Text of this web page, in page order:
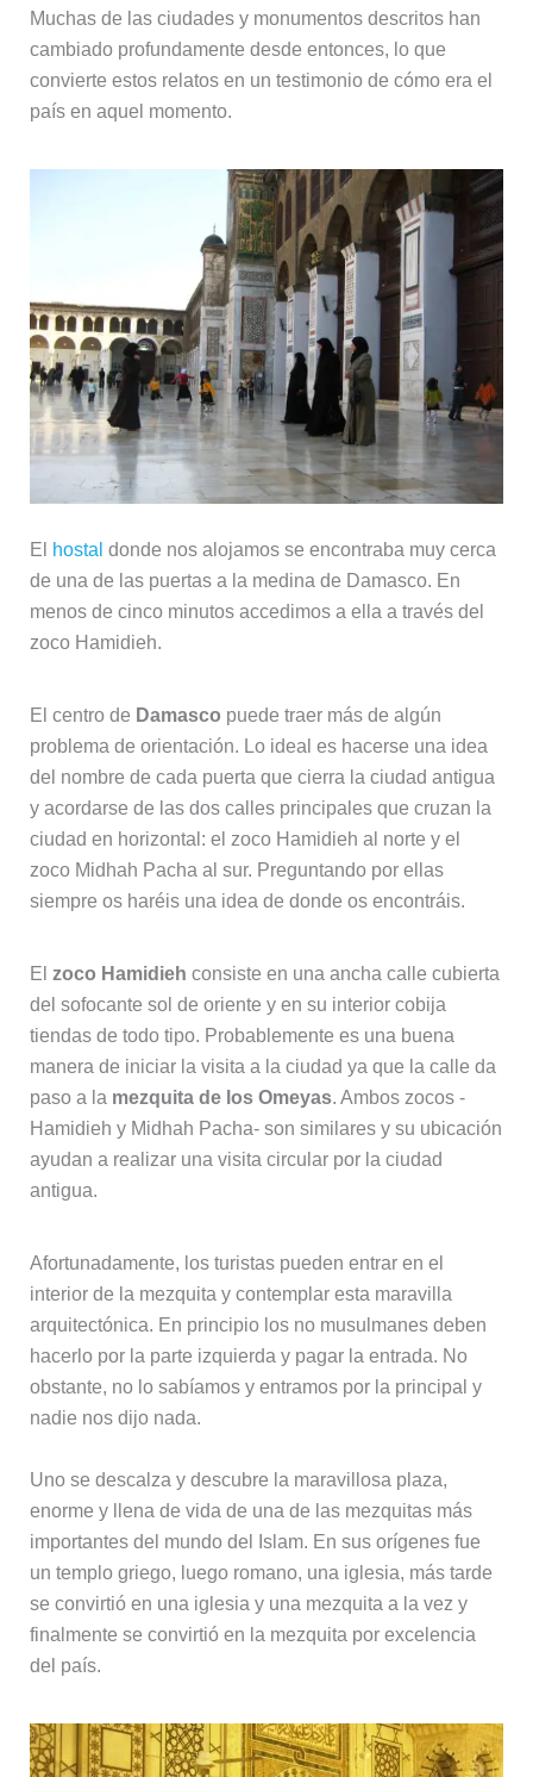
Muchas de las ciudades y monumentos descritos han
cambiado profundamente desde entonces, lo que
convierte estos relatos en un testimonio de cómo era el
país en aquel momento.
El hostal donde nos alojamos se encontraba muy cerca
de una de las puertas a la medina de Damasco. En
menos de cinco minutos accedimos a ella a través del
zoco Hamidieh.
El centro de Damasco puede traer más de algún
problema de orientación. Lo ideal es hacerse una idea
del nombre de cada puerta que cierra la ciudad antigua
y acordarse de las dos calles principales que cruzan la
ciudad en horizontal: el zoco Hamidieh al norte y el
zoco Midhah Pacha al sur. Preguntando por ellas
siempre os haréis una idea de donde os encontráis.
El zoco Hamidieh consiste en una ancha calle cubierta
del sofocante sol de oriente y en su interior cobija
tiendas de todo tipo. Probablemente es una buena
manera de iniciar la visita a la ciudad ya que la calle da
paso a la mezquita de los Omeyas. Ambos zocos -
Hamidieh y Midhah Pacha- son similares y su ubicación
ayudan a realizar una visita circular por la ciudad
antigua.
Afortunadamente, los turistas pueden entrar en el
interior de la mezquita y contemplar esta maravilla
arquitectónica. En principio los no musulmanes deben
hacerlo por la parte izquierda y pagar la entrada. No
obstante, no lo sabíamos y entramos por la principal y
nadie nos dijo nada.
Uno se descalza y descubre la maravillosa plaza,
enorme y llena de vida de una de las mezquitas más
importantes del mundo del Islam. En sus orígenes fue
un templo griego, luego romano, una iglesia, más tarde
se convirtió en una iglesia y una mezquita a la vez y
finalmente se convirtió en la mezquita por excelencia
del país.